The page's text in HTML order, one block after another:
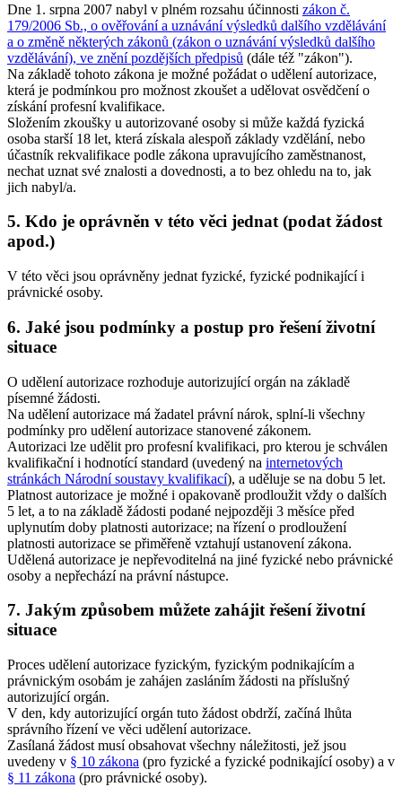
Dne 1. srpna 2007 nabyl v plném rozsahu účinnosti zákon č.
179/2006 Sb., o ověřování a uznávání výsledků dalšího vzdělávání
a o změně některých zákonů (zákon o uznávání výsledků dalšího
vzdělávání), ve znění pozdějších předpisů (dále též "zákon").
Na základě tohoto zákona je možné požádat o udělení autorizace,
která je podmínkou pro možnost zkoušet a udělovat osvědčení o
získání profesní kvalifikace.
Složením zkoušky u autorizované osoby si může každá fyzická
osoba starší 18 let, která získala alespoň základy vzdělání, nebo
účastník rekvalifikace podle zákona upravujícího zaměstnanost,
nechat uznat své znalosti a dovednosti, a to bez ohledu na to, jak
jich nabyl/a.
5. Kdo je oprávněn v této věci jednat (podat žádost
apod.)
V této věci jsou oprávněny jednat fyzické, fyzické podnikající i
právnické osoby.
6. Jaké jsou podmínky a postup pro řešení životní
situace
O udělení autorizace rozhoduje autorizující orgán na základě
písemné žádosti.
Na udělení autorizace má žadatel právní nárok, splní-li všechny
podmínky pro udělení autorizace stanovené zákonem.
Autorizaci lze udělit pro profesní kvalifikaci, pro kterou je schválen
kvalifikační i hodnotící standard (uvedený na internetových
stránkách Národní soustavy kvalifikací), a uděluje se na dobu 5 let.
Platnost autorizace je možné i opakovaně prodloužit vždy o dalších
5 let, a to na základě žádosti podané nejpozději 3 měsíce před
uplynutím doby platnosti autorizace; na řízení o prodloužení
platnosti autorizace se přiměřeně vztahují ustanovení zákona.
Udělená autorizace je nepřevoditelná na jiné fyzické nebo právnické
osoby a nepřechází na právní nástupce.
7. Jakým způsobem můžete zahájit řešení životní
situace
Proces udělení autorizace fyzickým, fyzickým podnikajícím a
právnickým osobám je zahájen zasláním žádosti na příslušný
autorizující orgán.
V den, kdy autorizující orgán tuto žádost obdrží, začíná lhůta
správního řízení ve věci udělení autorizace.
Zasílaná žádost musí obsahovat všechny náležitosti, jež jsou
uvedeny v § 10 zákona (pro fyzické a fyzické podnikající osoby) a v
§ 11 zákona (pro právnické osoby).